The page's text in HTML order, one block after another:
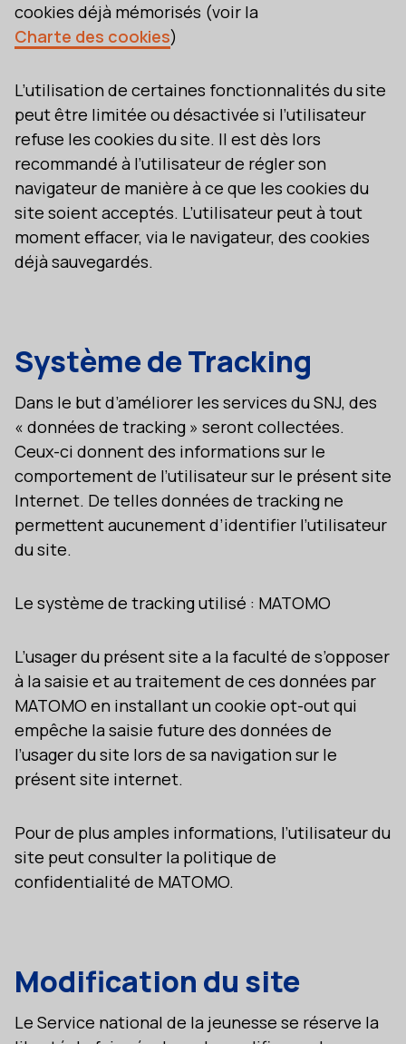
cookies déjà mémorisés (voir la
Charte des cookies)
L’utilisation de certaines fonctionnalités du site
peut être limitée ou désactivée si l’utilisateur
refuse les cookies du site. Il est dès lors
recommandé à l’utilisateur de régler son
navigateur de manière à ce que les cookies du
site soient acceptés. L’utilisateur peut à tout
moment effacer, via le navigateur, des cookies
déjà sauvegardés.
Système de Tracking
Dans le but d’améliorer les services du SNJ, des
« données de tracking » seront collectées.
Ceux-ci donnent des informations sur le
comportement de l’utilisateur sur le présent site
Internet. De telles données de tracking ne
permettent aucunement d’identifier l’utilisateur
du site.
Le système de tracking utilisé : MATOMO
L’usager du présent site a la faculté de s’opposer
à la saisie et au traitement de ces données par
MATOMO en installant un cookie opt-out qui
empêche la saisie future des données de
l’usager du site lors de sa navigation sur le
présent site internet.
Pour de plus amples informations, l’utilisateur du
site peut consulter la politique de
confidentialité de MATOMO.
Modification du site
Le Service national de la jeunesse se réserve la